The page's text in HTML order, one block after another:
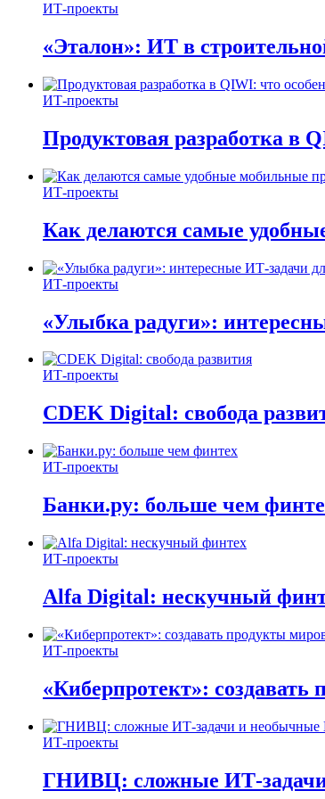
ИТ-проекты
«Эталон»: ИТ в
ИТ-проекты
Продуктовая разработка в
ИТ-проекты
Как делаются самые
ИТ-проекты
«Улыбка радуги»:
ИТ-проекты
CDEK Digital: свобода
ИТ-проекты
Банки.ру: больше чем
ИТ-проекты
Alfa Digital: нескучный
ИТ-проекты
«Киберпротект»:
ИТ-проекты
ГНИВЦ: сложные